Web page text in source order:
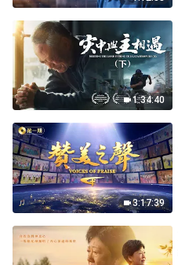
1:34:40
3:17:39